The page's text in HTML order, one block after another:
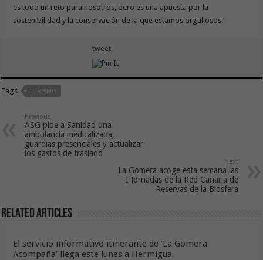
es todo un reto para nosotros, pero es una apuesta por la
sostenibilidad y la conservación de la que estamos orgullosos.”
tweet
Tags TURISMO
Previous
ASG pide a Sanidad una
ambulancia medicalizada,
guardias presenciales y actualizar
los gastos de traslado
Next
La Gomera acoge esta semana las
I Jornadas de la Red Canaria de
Reservas de la Biosfera
Related Articles
El servicio informativo itinerante de ‘La Gomera
Acompaña’ llega este lunes a Hermigua